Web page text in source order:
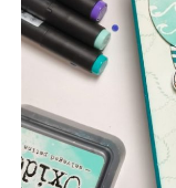
i
g
a
z